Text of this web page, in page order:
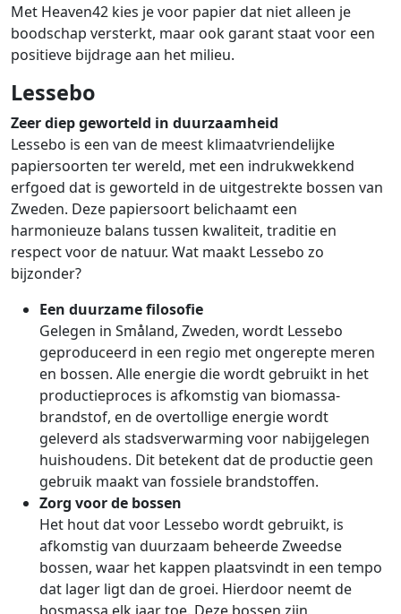
Met Heaven42 kies je voor papier dat niet alleen je
boodschap versterkt, maar ook garant staat voor een
positieve bijdrage aan het milieu.
Lessebo
Zeer diep geworteld in duurzaamheid
Lessebo is een van de meest klimaatvriendelijke
papiersoorten ter wereld, met een indrukwekkend
erfgoed dat is geworteld in de uitgestrekte bossen van
Zweden. Deze papiersoort belichaamt een
harmonieuze balans tussen kwaliteit, traditie en
respect voor de natuur. Wat maakt Lessebo zo
bijzonder?
Een duurzame filosofie
Gelegen in Småland, Zweden, wordt Lessebo
geproduceerd in een regio met ongerepte meren
en bossen. Alle energie die wordt gebruikt in het
productieproces is afkomstig van biomassa-
brandstof, en de overtollige energie wordt
geleverd als stadsverwarming voor nabijgelegen
huishoudens. Dit betekent dat de productie geen
gebruik maakt van fossiele brandstoffen.
Zorg voor de bossen
Het hout dat voor Lessebo wordt gebruikt, is
afkomstig van duurzaam beheerde Zweedse
bossen, waar het kappen plaatsvindt in een tempo
dat lager ligt dan de groei. Hierdoor neemt de